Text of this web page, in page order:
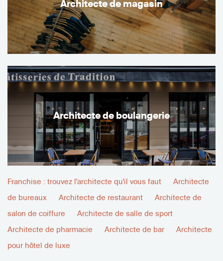
Architecte de magasin
Architecte de boulangerie
Franchise : trouvez l'architecte qu'il vous faut
Architecte
de bureaux
Architecte de restaurant
Architecte de
salon de coiffure
Architecte de salle de sport
Architecte de pharmacie
Architecte de bar
Architecte
pour hôtel de luxe